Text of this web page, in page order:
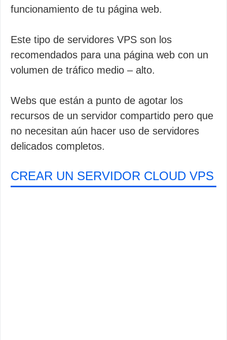
funcionamiento de tu página web.
Este tipo de servidores VPS son los
recomendados para una página web con un
volumen de tráfico medio – alto.
Webs que están a punto de agotar los
recursos de un servidor compartido pero que
no necesitan aún hacer uso de servidores
delicados completos.
CREAR UN SERVIDOR CLOUD VPS